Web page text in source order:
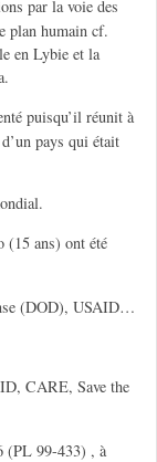
par la voie des
plan humain cf.
en Lybie et la
puisqu’il réunit à
pays qui était
(15 ans) ont été
(DOD), USAID…
CARE, Save the
(PL 99-433) , à